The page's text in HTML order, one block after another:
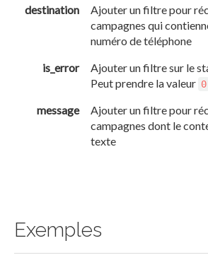
destination
Ajouter un filtre pour
campagnes qui
numéro de téléphone
is_error
Ajouter un filtre sur le
Peut prendre la valeur 0
message
Ajouter un filtre pour
campagnes dont le
texte
Exemples